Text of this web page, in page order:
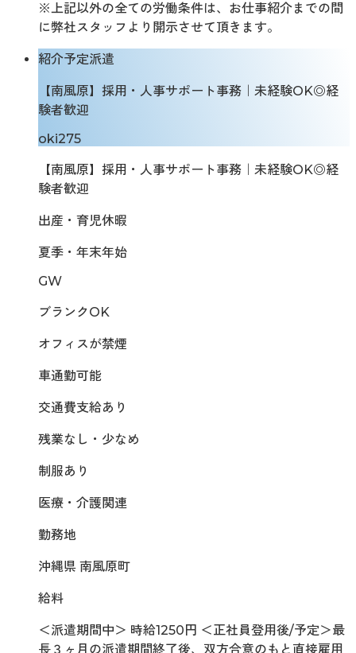
※上記以外の全ての労働条件は、お仕事紹介までの間
に弊社スタッフより開示させて頂きます。
紹介予定派遣
【南風原】採用・人事サポート事務｜未経験OK◎経
験者歓迎
oki275
【南風原】採用・人事サポート事務｜未経験OK◎経
験者歓迎
出産・育児休暇
夏季・年末年始
GW
ブランクOK
オフィスが禁煙
車通勤可能
交通費支給あり
残業なし・少なめ
制服あり
医療・介護関連
勤務地
沖縄県 南風原町
給料
＜派遣期間中＞ 時給1250円 ＜正社員登用後/予定＞最
長３ヶ月の派遣期間終了後、双方合意のもと直接雇用